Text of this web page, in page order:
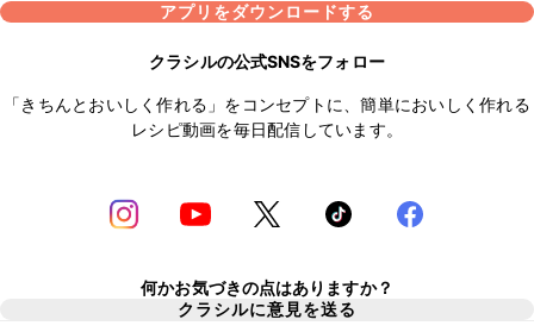
アプリをダウンロードする
クラシルの公式SNSをフォロー
「きちんとおいしく作れる」をコンセプトに、簡単においしく作れる
レシピ動画を毎日配信しています。
何かお気づきの点はありますか？
クラシルに意見を送る